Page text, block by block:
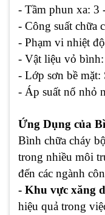
- Tầm phun xa: 3
- Công suất chữa
- Phạm vi nhiệt
- Vật liệu vỏ bình
- Lớp sơn bề mặt:
- Áp suất nổ nhỏ
Ứng Dụng của
Bình chữa cháy
trong nhiều môi
đến các ngành
- Khu vực xăng
hiệu quả trong